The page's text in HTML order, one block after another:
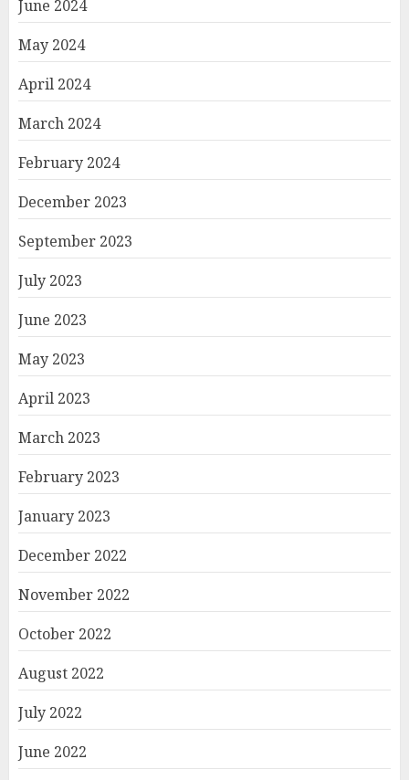
June 2024
May 2024
April 2024
March 2024
February 2024
December 2023
September 2023
July 2023
June 2023
May 2023
April 2023
March 2023
February 2023
January 2023
December 2022
November 2022
October 2022
August 2022
July 2022
June 2022